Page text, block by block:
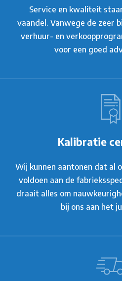
Service en kwaliteit
vaandel. Vanwege de zeer
verhuur- en
voor een goed
Kalibratie
Wij kunnen aantonen dat al
voldoen aan de
draait alles om
bij ons aan het